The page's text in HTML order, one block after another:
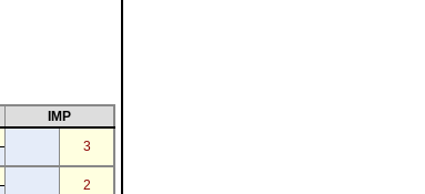
IMP
3
2